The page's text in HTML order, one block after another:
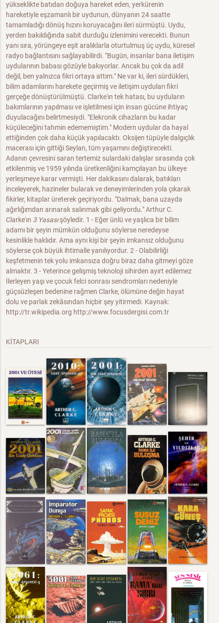
yükseklikte batıdan doğuya hareket eden, yerkürenin
hareketiyle eşzamanlı bir uydunun, dünyanın 24 saatte
tamamladığı dönüş hızını koruyacağını ileri sürmüştü. Uydu,
yerden bakıldığında sabit durduğu izlenimini verecekti. Bunun
yanı sıra, yörüngeye eşit aralıklarla oturtulmuş üç uydu, küresel
radyo bağlantısını sağlayabilirdi. "Bugün, insanlar bana iletişim
uydularının babası gözüyle bakıyorlar. Ancak bu çok da adil
değil, ben yalnızca fikri ortaya attım." Ne var ki, ileri sürdükleri,
bilim adamlarını harekete geçirmiş ve iletişim uyduları fikri
gerçeğe dönüştürülmüştü. Clarke'ın tek hatası, bu uyduların
bakımlarının yapılması ve işletilmesi için insan gücüne ihtiyaç
duyulacağını belirtmesiydi. "Elekronik cihazların bu kadar
küçüleceğini tahmin edememiştim." Modern uydular da hayal
ettiğinden çok daha küçük yapılacaktı. Oksijen tüpüyle dalgıçlık
macerası için gittiği Seylan, tüm yaşamını değiştirecekti.
Adanın çevresini saran tertemiz sulardaki dalışlar sırasında çok
etkilenmiş ve 1959 yılında üretkenliğini kamçılayan bu ülkeye
yerleşmeye karar vermişti. Her dakikasını dalarak, batıkları
inceleyerek, hazineler bularak ve deneyimlerinden yola çıkarak
fikirler, kitaplar üreterek geçiriyordu. "Dalmak, bana uzayda
ağırlığımdan arınarak salınmak gibi geliyordu." Arthur C.
Clarke'ın 3 Yasasışöyledir. 1 - Eğer ünlü ve yaşlıca bir bilim
adamı bir şeyin mümkün olduğunu söylerse neredeyse
kesinlikle haklıdır. Ama aynı kişi bir şeyin imkansız olduğunu
söylerse çok büyük ihtimalle yanılıyordur. 2 - Olabilirliği
keşfetmenin tek yolu imkansıza doğru biraz daha gitmeyi göze
almaktır. 3 - Yeterince gelişmiş teknoloji sihirden ayırt edilemez
İlerleyen yaşı ve çocuk felci sonrası sendromları nedeniyle
güçsüzleşen bedenine rağmen Clarke, ölümüne değin hayat
dolu ve parlak zekâsından hiçbir şey yitirmedi. Kaynak:
http://tr.wikipedia.org http://www.focusdergisi.com.tr
KİTAPLARI